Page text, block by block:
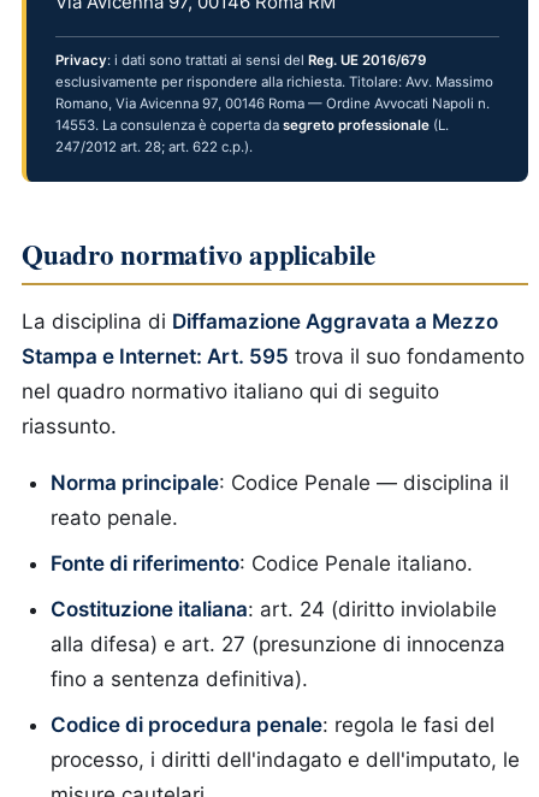
Privacy: i dati sono trattati ai sensi del Reg. UE 2016/679
esclusivamente per rispondere alla richiesta. Titolare: Avv. Massimo
Romano, Via Avicenna 97, 00146 Roma — Ordine Avvocati Napoli n.
14553. La consulenza è coperta da segreto professionale (L.
247/2012 art. 28; art. 622 c.p.).
Quadro normativo applicabile
La disciplina di Diffamazione Aggravata a Mezzo
Stampa e Internet: Art. 595 trova il suo fondamento
nel quadro normativo italiano qui di seguito
riassunto.
Norma principale: Codice Penale — disciplina il
reato penale.
Fonte di riferimento: Codice Penale italiano.
Costituzione italiana: art. 24 (diritto inviolabile
alla difesa) e art. 27 (presunzione di innocenza
fino a sentenza definitiva).
Codice di procedura penale: regola le fasi del
processo, i diritti dell'indagato e dell'imputato, le